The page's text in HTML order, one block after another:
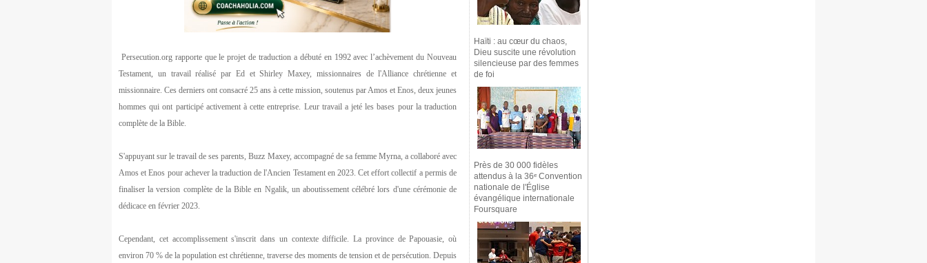
Persecution.org rapporte que le projet de traduction a débuté en 1992 avec l’achèvement du Nouveau
Testament, un travail réalisé par Ed et Shirley Maxey, missionnaires de l'Alliance chrétienne et
missionnaire. Ces derniers ont consacré 25 ans à cette mission, soutenus par Amos et Enos, deux jeunes
hommes qui ont participé activement à cette entreprise. Leur travail a jeté les bases pour la traduction
complète de la Bible.
S'appuyant sur le travail de ses parents, Buzz Maxey, accompagné de sa femme Myrna, a collaboré avec
Amos et Enos pour achever la traduction de l'Ancien Testament en 2023. Cet effort collectif a permis de
finaliser la version complète de la Bible en Ngalik, un aboutissement célébré lors d'une cérémonie de
dédicace en février 2023.
Cependant, cet accomplissement s'inscrit dans un contexte difficile. La province de Papouasie, où
environ 70 % de la population est chrétienne, traverse des moments de tension et de persécution. Depuis
Haïti : au cœur du chaos,
Dieu suscite une révolution
silencieuse par des femmes
de foi
Près de 30 000 fidèles
attendus à la 36ᵉ Convention
nationale de l'Église
évangélique internationale
Foursquare